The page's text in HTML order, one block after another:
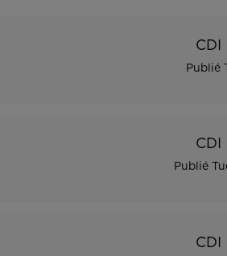
CDI
Publié
CDI
Publié
CDI